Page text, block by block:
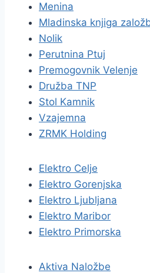
Menina
Mladinska knjiga
Nolik
Perutnina Ptuj
Premogovnik Velenje
Družba TNP
Stol Kamnik
Vzajemna
ZRMK Holding
Elektro Celje
Elektro Gorenjska
Elektro Ljubljana
Elektro Maribor
Elektro Primorska
Aktiva Naložbe